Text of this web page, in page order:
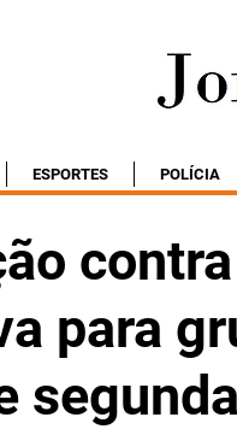
ESPORTES POLÍCIA
para